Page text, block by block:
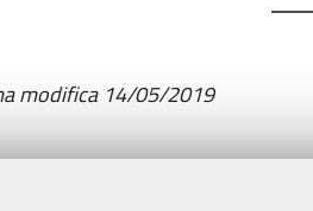
modifica 14/05/2019